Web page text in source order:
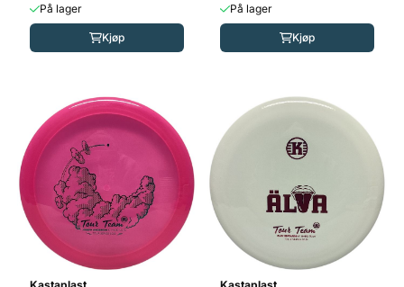
På lager
Kjøp
På lager
Kjøp